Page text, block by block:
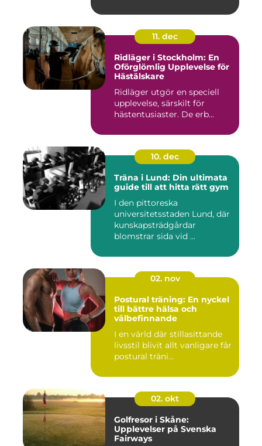
11. dec
Ridläger i Stockholm: En
Oförglömlig Upplevelse för
Hästälskare
Ridläger utgör en speciell
upplevelse, särskilt för
hästentusiaster. De erb...
10. dec
Träna i Lund: Din ultimata
guide till att hitta rätt gym
I den pittoreska
universitetsstaden Lund, där
kunskapsträdgårdar
blomstrar sida vid ...
02. nov
Postural träning: En nyckel
till bättre hälsa och
välbefinnande
I en värld där stillasittande
livsstil blivit allt vanligare får
postural träni...
02. okt
Golfresor i Skåne:
Upplevelser på Svenska
Fairways